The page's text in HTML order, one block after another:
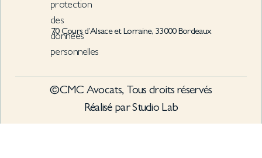
protection
des
données
personnelles
70 Cours d’Alsace et Lorraine, 33000 Bordeaux
©CMC Avocats, Tous droits réservés
Réalisé par Studio Lab